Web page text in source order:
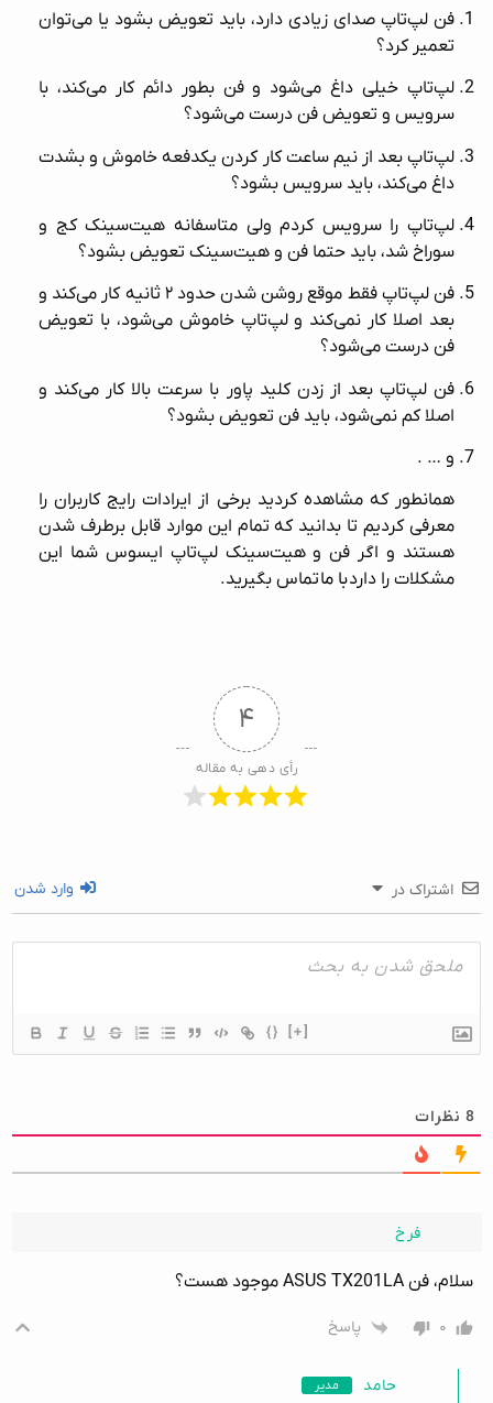
فن لپ‌تاپ صدای زیادی دارد، باید تعویض بشود یا می‌توان
تعمیر کرد؟
لپ‌تاپ خیلی داغ می‌شود و فن بطور دائم کار می‌کند، با
سرویس و تعویض فن درست می‌شود؟
لپ‌تاپ بعد از نیم ساعت کار کردن یکدفعه خاموش و بشدت
داغ می‌‌کند، باید سرویس بشود؟
لپ‌تاپ را سرویس کردم ولی متاسفانه هیت‌سینک کج و
سوراخ شد، باید حتما فن و هیت‌سینک تعویض بشود؟
فن لپ‌تاپ فقط موقع روشن شدن حدود ۲ ثانیه کار می‌کند و
بعد اصلا کار نمی‌کند و لپ‌تاپ خاموش می‌شود، با تعویض
فن درست می‌شود؟
فن لپ‌تاپ بعد از زدن کلید پاور با سرعت بالا کار می‌کند و
اصلا کم نمی‌شود، باید فن تعویض بشود؟
و … .
همانطور که مشاهده کردید برخی از ایرادات رایج کاربران را
معرفی کردیم تا بدانید که تمام این موارد قابل برطرف شدن
هستند و اگر فن و هیت‌سینک لپ‌تاپ ایسوس شما این
مشکلات را داردبا ماتماس بگیرید.
۴
رأی دهی به مقاله
اشتراک در وارد شدن
{} [+]
8 نظرات
فرخ
سلام، فن ASUS TX201LA موجود هست؟
۰ پاسخ
حامد مدیر